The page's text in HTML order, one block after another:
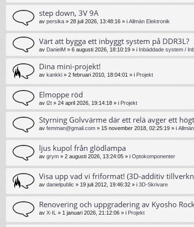
step down, 3V 9A
av persika » 28 juli 2026, 13:48:16 » i Allmän Elektronik
Värt att bygga ett inbyggt system på DDR3L?
av DanielM » 6 augusti 2026, 18:10:19 » i Inbäddade system /
Dina mini-projekt!
av kankki » 2 februari 2010, 18:04:01 » i Projekt
Elmoppe röd
av l2t » 24 april 2026, 19:14:18 » i Projekt
Styrning Golvvärme där ett relä avger ett
av femman@gmail.com » 15 november 2018, 02:25:19 » i
ljus kupol från glödlampa
av grym » 2 augusti 2026, 13:24:05 » i Optokomponenter
Visa upp vad vi friformat! (3D-additiv
av danielpublic » 19 juli 2012, 19:46:32 » i 3D-Skrivare
Renovering och uppgradering av Kyosho
av X-IL » 1 januari 2026, 21:12:06 » i Projekt